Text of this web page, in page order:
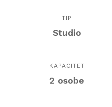
TIP
Studio
KAPACITET
2 osobe